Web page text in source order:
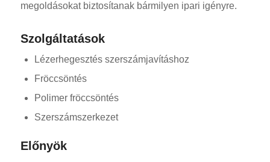
megoldásokat biztosítanak bármilyen ipari igényre.
Szolgáltatások
Lézerhegesztés szerszámjavításhoz
Fröccsöntés
Polimer fröccsöntés
Szerszámszerkezet
Előnyök